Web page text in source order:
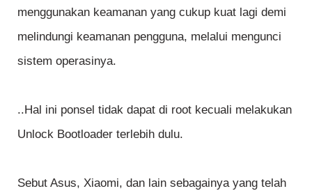
menggunakan keamanan yang cukup kuat lagi demi
melindungi keamanan pengguna, melalui mengunci
sistem operasinya.
..Hal ini ponsel tidak dapat di root kecuali melakukan
Unlock Bootloader terlebih dulu.
Sebut Asus, Xiaomi, dan lain sebagainya yang telah